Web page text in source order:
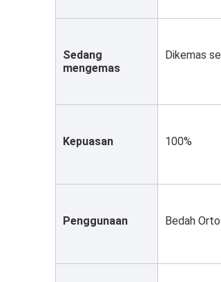
Sedang
mengemas
Dikemas
Kepuasan 100%
Penggunaan Bedah